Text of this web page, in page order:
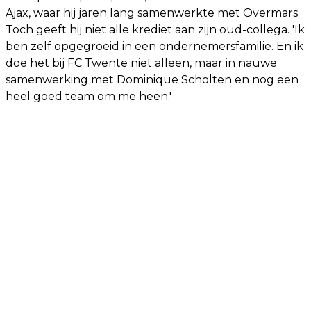
Ajax, waar hij jaren lang samenwerkte met Overmars.
Toch geeft hij niet alle krediet aan zijn oud-collega. 'Ik
ben zelf opgegroeid in een ondernemersfamilie. En ik
doe het bij FC Twente niet alleen, maar in nauwe
samenwerking met Dominique Scholten en nog een
heel goed team om me heen.'